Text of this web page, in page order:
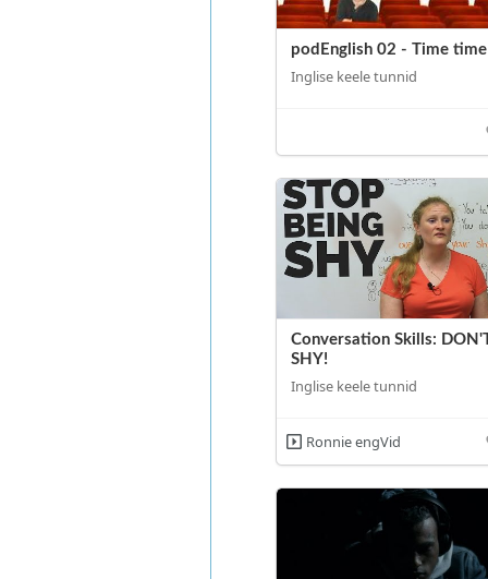
podEnglish 02 - Time
Inglise keele tunnid
Conversation Skills:
SHY!
Inglise keele tunnid
Ronnie engVid